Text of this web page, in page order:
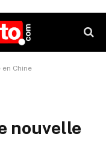
Chine
nouvelle